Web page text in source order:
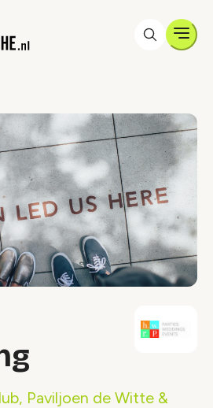
Paviljoen de Witte &